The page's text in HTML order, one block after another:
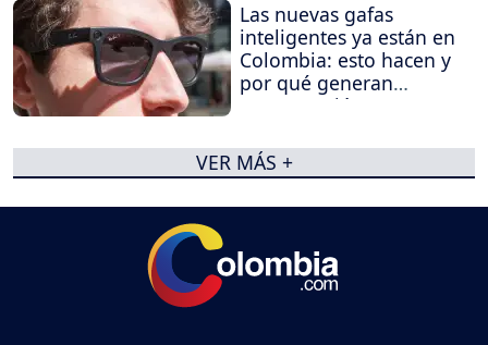
Las nuevas gafas
inteligentes ya están en
Colombia: esto hacen y
por qué generan
preocupación
VER MÁS +